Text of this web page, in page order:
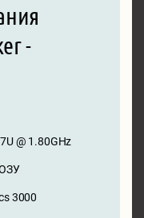
-
@ 1.80GHz
3000